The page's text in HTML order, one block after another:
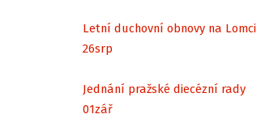
Letní duchovní obnovy na Lomci
26srp
Jednání pražské diecézní rady
01zář